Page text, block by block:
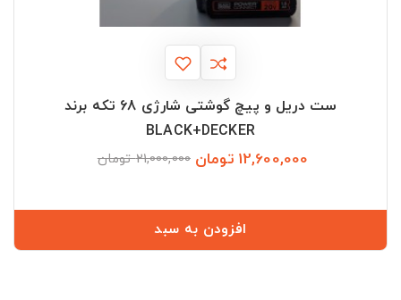
ست دریل و پیچ گوشتی شارژی 68 تکه برند
BLACK+DECKER
12,600,000 تومان 21,000,000 تومان
افزودن به سبد